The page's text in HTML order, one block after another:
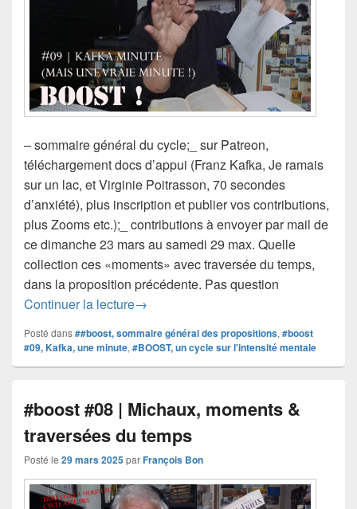
– sommaire général du cycle;_ sur Patreon,
téléchargement docs d’appui (Franz Kafka, Je ramais
sur un lac, et Virginie Poitrasson, 70 secondes
d’anxiété), plus inscription et publier vos contributions,
plus Zooms etc.);_ contributions à envoyer par mail de
ce dimanche 23 mars au samedi 29 max. Quelle
collection ces «moments» avec traversée du temps,
dans la proposition précédente. Pas question
Continuer la lecture#boost #9 | Kafka minute (mais une
→
Posté dans##boost, sommaire général des propositions, #boost
#09, Kafka, une minute, #BOOST, un cycle sur l'intensité mentale
#boost #08 | Michaux, moments &
traversées du temps
Posté le 29 mars 2025parFrançois Bon